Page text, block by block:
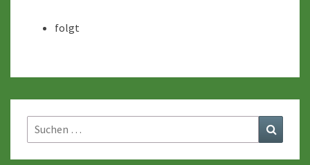
folgt
Suche
nach: